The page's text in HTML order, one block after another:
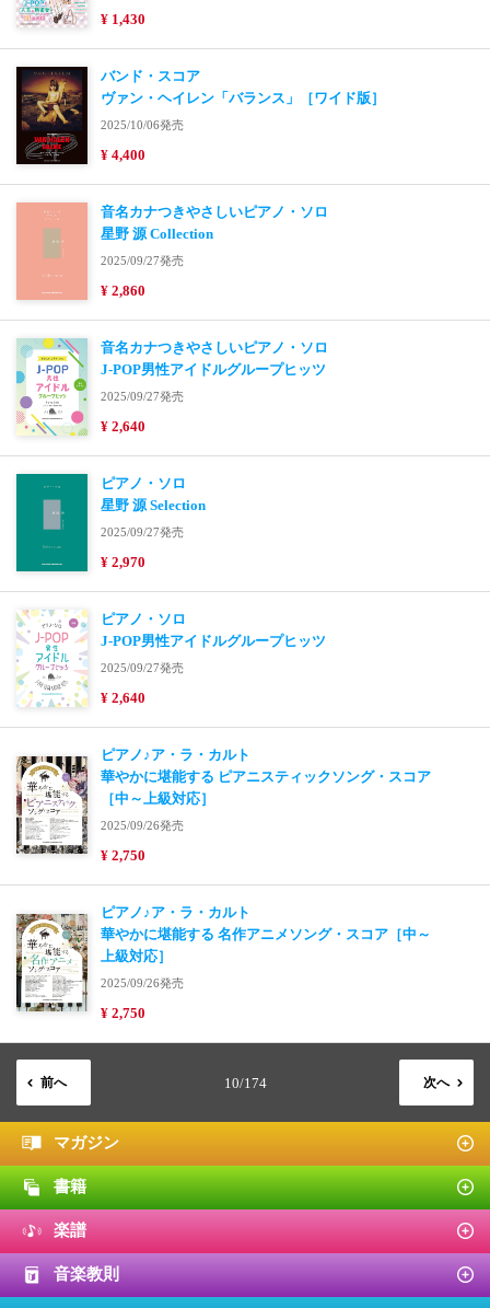
¥ 1,430
バンド・スコア
ヴァン・ヘイレン「バランス」［ワイド版］
2025/10/06発売
¥ 4,400
音名カナつきやさしいピアノ・ソロ
星野 源 Collection
2025/09/27発売
¥ 2,860
音名カナつきやさしいピアノ・ソロ
J-POP男性アイドルグループヒッツ
2025/09/27発売
¥ 2,640
ピアノ・ソロ
星野 源 Selection
2025/09/27発売
¥ 2,970
ピアノ・ソロ
J-POP男性アイドルグループヒッツ
2025/09/27発売
¥ 2,640
ピアノ♪ア・ラ・カルト
華やかに堪能する ピアニスティックソング・スコア
［中～上級対応］
2025/09/26発売
¥ 2,750
ピアノ♪ア・ラ・カルト
華やかに堪能する 名作アニメソング・スコア［中～
上級対応］
2025/09/26発売
¥ 2,750
前へ 10/174 次へ
マガジン
書籍
楽譜
音楽教則